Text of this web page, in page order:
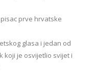
prve hrvatske
glasa i jedan od
koji je osvijetlio svijet i